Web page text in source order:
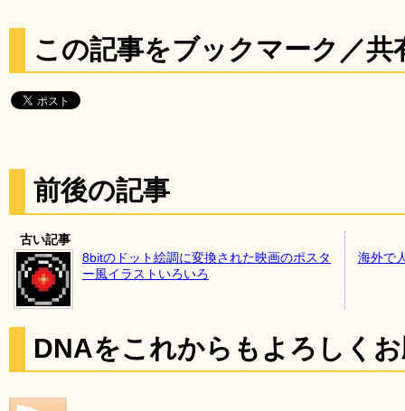
この記事をブックマーク／共
前後の記事
古い記事
8bitのドット絵調に変換された映画のポスタ
ー風イラストいろいろ
海外で
DNAをこれからもよろしく